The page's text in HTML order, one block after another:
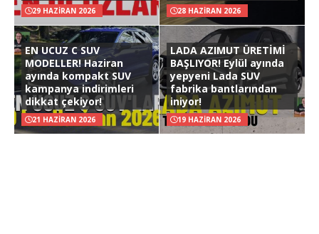
29 HAZIRAN 2026 28 HAZIRAN 2026
EN UCUZ C SUV
MODELLER! Haziran
ayında kompakt SUV
kampanya indirimleri
dikkat çekiyor!
21 HAZIRAN 2026
LADA AZIMUT ÜRETİMİ
BAŞLIYOR! Eylül ayında
yepyeni Lada SUV
fabrika bantlarından
iniyor!
19 HAZIRAN 2026